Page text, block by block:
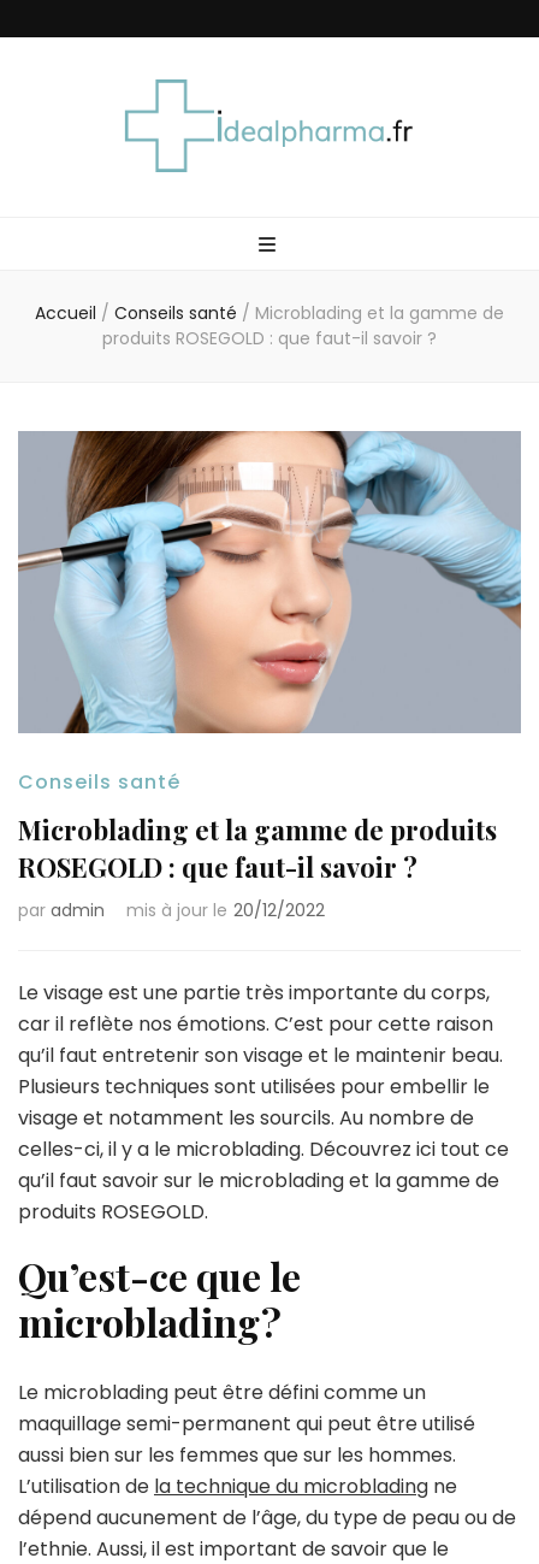
Idéal Pharma
Accueil / Conseils santé / Microblading et la gamme de
produits ROSEGOLD : que faut-il savoir ?
Conseils santé
Microblading et la gamme de produits
ROSEGOLD : que faut-il savoir ?
par admin mis à jour le 20/12/2022
Le visage est une partie très importante du corps,
car il reflète nos émotions. C’est pour cette raison
qu’il faut entretenir son visage et le maintenir beau.
Plusieurs techniques sont utilisées pour embellir le
visage et notamment les sourcils. Au nombre de
celles-ci, il y a le microblading. Découvrez ici tout ce
qu’il faut savoir sur le microblading et la gamme de
produits ROSEGOLD.
Qu’est-ce que le
microblading ?
Le microblading peut être défini comme un
maquillage semi-permanent qui peut être utilisé
aussi bien sur les femmes que sur les hommes.
L’utilisation de la technique du microblading ne
dépend aucunement de l’âge, du type de peau ou de
l’ethnie. Aussi, il est important de savoir que le